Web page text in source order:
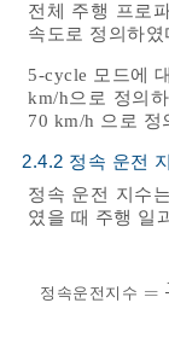
전체 주행 프로
속도로 정의하였
5-cycle 모드에
km/h으로 정의
70 km/h 으로 정
2.4.2 정속 운전
정속 운전 지수
였을 때 주행 일
정 속운 전 지 수 =
정속운전지수